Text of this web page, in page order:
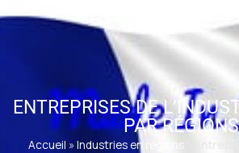
ENTREPRISES DE
PAR RÉGIONS
Accueil » Industries en régions»